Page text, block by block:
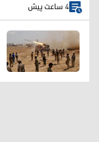
4 ساعت پیش